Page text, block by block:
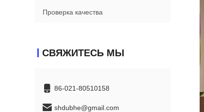
Проверка качества
СВЯЖИТЕСЬ МЫ
86-021-80510158
shdubhe@gmail.com